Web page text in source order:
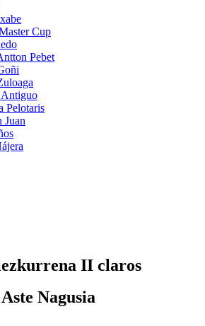
Cup
Pebet
Pelotaris
Juan
II claros
Nagusia